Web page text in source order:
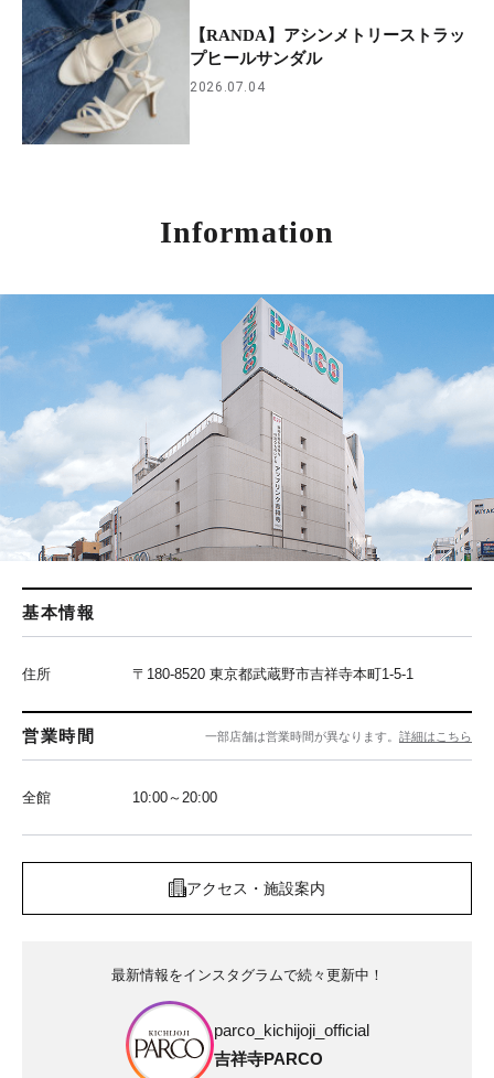
【RANDA】アシンメトリーストラッ
プヒールサンダル
2026.07.04
Information
基本情報
住所 〒180-8520 東京都武蔵野市吉祥寺本町1-5-1
営業時間 一部店舗は営業時間が異なります。 詳細はこちら
全館 10:00～20:00
アクセス・施設案内
最新情報をインスタグラムで続々更新中！
parco_kichijoji_official
吉祥寺PARCO